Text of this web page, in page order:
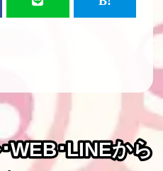
WEB･LINEから
WEB･LINEから